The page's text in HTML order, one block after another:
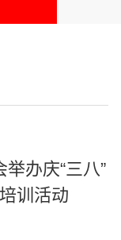
办庆“三八”
训活动